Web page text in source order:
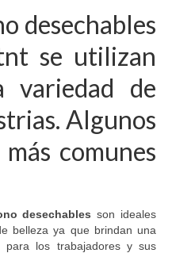
desechables
se utilizan
variedad de
Algunos
comunes
desechables son ideales
belleza ya que brindan una
para los trabajadores y sus